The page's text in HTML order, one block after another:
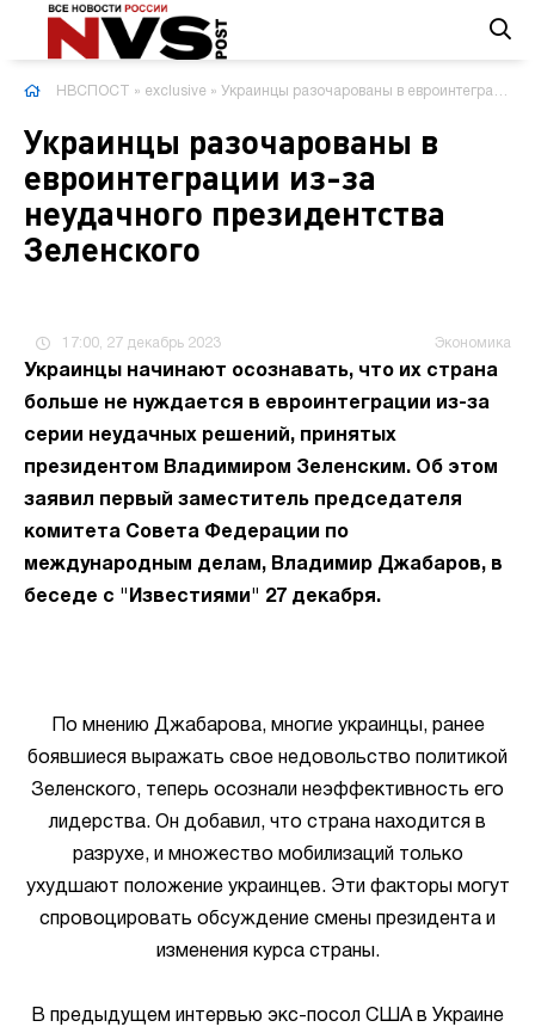
НВСПОСТ » exclusive » Украинцы разочарованы в евроинтеграции из-за неудачного президентства Зеленского
Украинцы разочарованы в
евроинтеграции из-за
неудачного президентства
Зеленского
17:00, 27 декабрь 2023 Экономика
Украинцы начинают осознавать, что их страна
больше не нуждается в евроинтеграции из-за
серии неудачных решений, принятых
президентом Владимиром Зеленским. Об этом
заявил первый заместитель председателя
комитета Совета Федерации по
международным делам, Владимир Джабаров, в
беседе с "Известиями" 27 декабря.
По мнению Джабарова, многие украинцы, ранее
боявшиеся выражать свое недовольство политикой
Зеленского, теперь осознали неэффективность его
лидерства. Он добавил, что страна находится в
разрухе, и множество мобилизаций только
ухудшают положение украинцев. Эти факторы могут
спровоцировать обсуждение смены президента и
изменения курса страны.
В предыдущем интервью экс-посол США в Украине